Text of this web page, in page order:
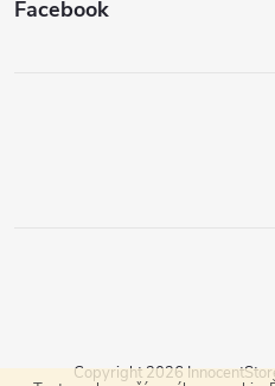
Facebook
Copyright 2026